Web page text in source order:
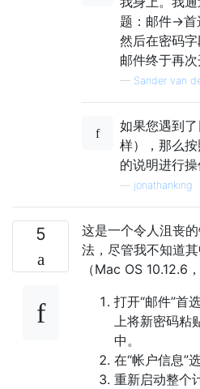
题：邮件->首
然后在密码字
邮件终于再次
— Sander van
如果您遇到
样），那么
的说明进行操
jonathanking
5
这是一个令人沮丧
法，尽管我不知道
（Mac OS 10.12.6
打开“邮件”首
上将新密码粘
中。
在“帐户信息”
重新启动整个